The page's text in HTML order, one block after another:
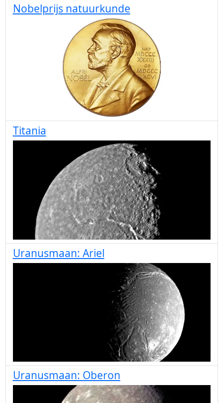
Nobelprijs natuurkunde
Titania
Uranusmaan: Ariel
Uranusmaan: Oberon